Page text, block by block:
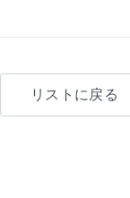
リストに戻る